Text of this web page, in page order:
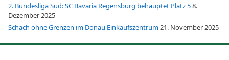
2. Bundesliga Süd: SC Bavaria Regensburg behauptet Platz 58.
Dezember 2025
Schach ohne Grenzen im Donau Einkaufszentrum21. November 2025